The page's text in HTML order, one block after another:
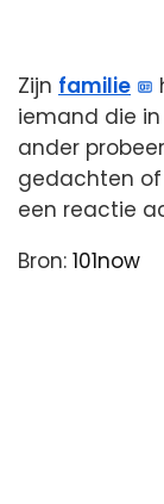
Zijn familie
iemand die
ander
gedachten
een reactie
Bron: 101now